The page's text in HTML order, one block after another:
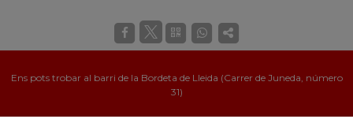
Ens pots trobar al barri de la Bordeta de Lleida (Carrer de Juneda, número
31)